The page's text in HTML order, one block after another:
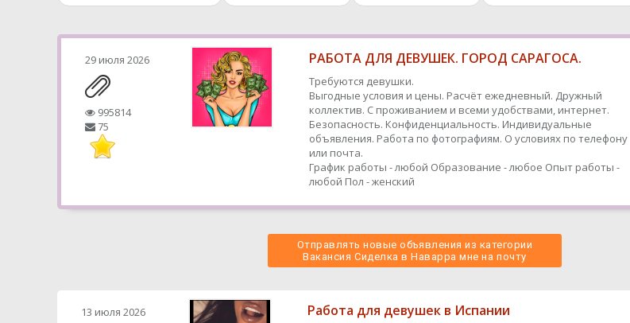
29 июля 2026
995814
75
РАБОТА ДЛЯ ДЕВУШЕК. ГОРОД САРАГОСА.
Требуются девушки.
Выгодные условия и цены. Расчёт ежедневный. Дружный
коллектив. С проживанием и всеми удобствами, интернет.
Безопасность. Конфиденциальность. Индивидуальные
объявления. Работа по фотографиям. О условиях по телефону
или почта.
График работы - любой Образование - любое Опыт работы -
любой Пол - женский
Отправлять новые объявления из категории
Вакансия Сиделка в Наварра мне на почту
13 июля 2026 Работа для девушек в Испании